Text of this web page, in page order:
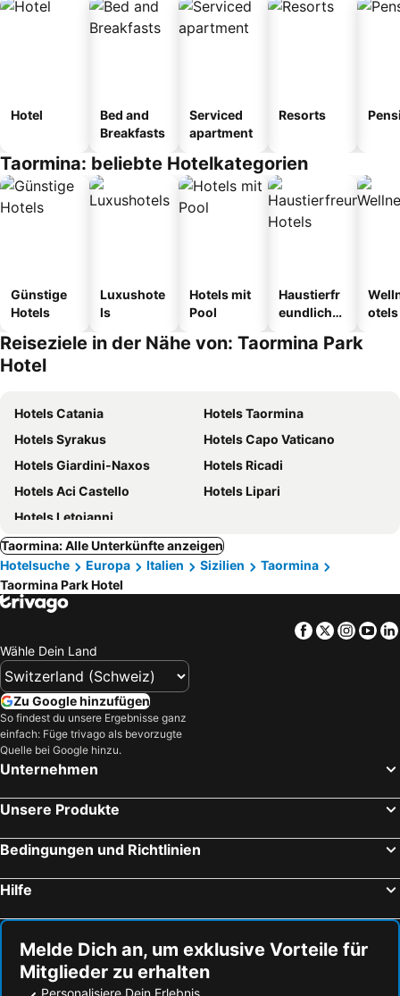
Hotel
Bed and
Breakfasts
Serviced
apartment
Resorts
Taormina: beliebte Hotelkategorien
Günstige
Hotels
Luxushote
ls
Hotels mit
Pool
Haustierfr
eundliche
otels
Reiseziele in der Nähe von: Taormina Park
Hotel
Hotels Catania
Hotels Taormina
Hotels Syrakus
Hotels Capo Vaticano
Hotels Giardini-Naxos
Hotels Ricadi
Hotels Aci Castello
Hotels Lipari
Hotels Letojanni
Taormina: Alle Unterkünfte anzeigen
Hotelsuche
Europa Italien Sizilien
Taormina
Taormina Park Hotel
Facebook
Twitter
Wähle Dein Land
Zu Google hinzufügen
So findest du unsere Ergebnisse ganz
einfach: Füge trivago als bevorzugte
Quelle bei Google hinzu.
Unternehmen
Unsere Produkte
Bedingungen und Richtlinien
Hilfe
Melde Dich an, um exklusive Vorteile für
Mitglieder zu erhalten